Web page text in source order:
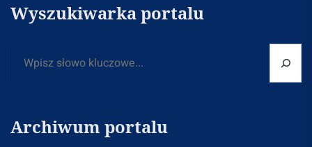
Wyszukiwarka portalu
Archiwum portalu